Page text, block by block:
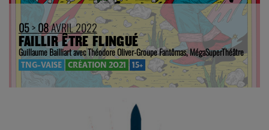
05>08AVRIL 2022
FAILLIR ÊTRE FLINGUÉ
Guillaume Bailliart avec Théodore Oliver-Groupe Fantômas, MégaSuperThéâtre
TNG-VAISE CRÉATION 2021 15+